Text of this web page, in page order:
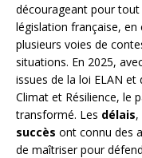
décourageant pour
législation française,
plusieurs voies de
situations. En 2025,
issues de la loi ELAN et
Climat et Résilience, le
transformé. Les délais,
succès ont connu des
de maîtriser pour